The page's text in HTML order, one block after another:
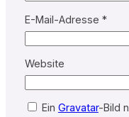
E-Mail-Adresse *
Website
Ein Gravatar-Bild